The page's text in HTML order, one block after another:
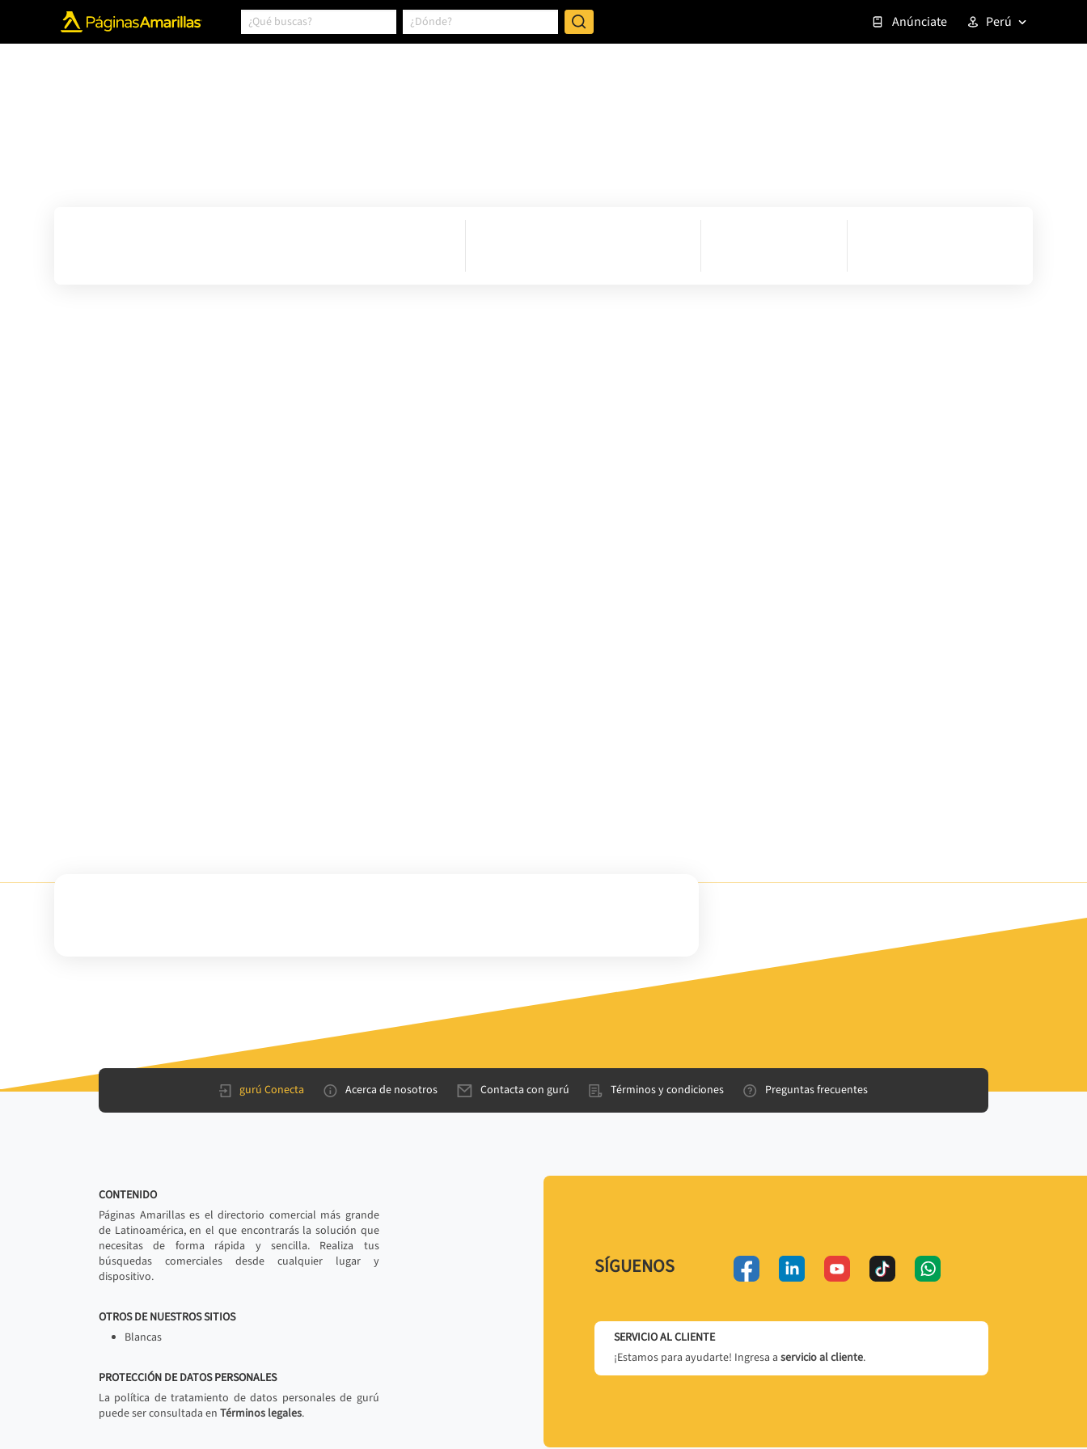
Anúnciate Perú
gurú Conecta Acerca de nosotros Contacta con gurú Términos y condiciones Preguntas frecuentes
CONTENIDO
Páginas Amarillas es el directorio comercial más grande
de Latinoamérica, en el que encontrarás la solución que
necesitas de forma rápida y sencilla. Realiza tus
búsquedas comerciales desde cualquier lugar y
dispositivo.
OTROS DE NUESTROS SITIOS
Blancas
PROTECCIÓN DE DATOS PERSONALES
La política de tratamiento de datos personales de gurú
puede ser consultada en Términos legales.
SÍGUENOS
SERVICIO AL CLIENTE
¡Estamos para ayudarte! Ingresa a servicio al cliente.